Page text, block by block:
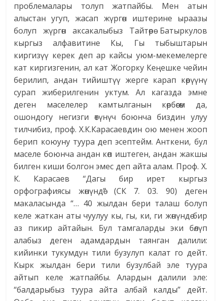
проблемалары толуп жатпайбы. Мен атын
алыстан угуп, жасап жүргөн иштерине ыраазы
болуп жүргөн аксакалыбыз Тайтөрө Батыркулов
кыргыз алфавитине Кы, Гы тыбыштарын
киргизүү керек деп ар кайсы уюм-мекемелерге
кат киргизгенин, ал кат Жогорку Кеңешке чейин
берилип, андан тийиштүү жерге карап көрүүнү
сурап жиберилгенин уктум. Ал кагазда эмне
деген маселелер камтылганын көрбөсөм да,
ошондогу негизги өтүнүч боюнча биздин улуу
тилчибиз, проф. Х.К.Карасаевдин ою менен жооп
берип коюуну туура деп эсептейм. Анткени, бул
маселе боюнча андан көп иштеген, андан жакшы
билген киши болгон эмес деп айта алам. Проф. Х.
К. Карасаев “Дагы бир ирет кыргыз
орфографиясы жөнүндө” (СК 7. 03. 90) деген
макаласында “… 40 жылдан бери талаш болуп
келе жаткан аты чуулуу кы, гы, ки, ги жөнүндө бир
аз пикир айтайын. Бул тамгаларды эки бөлүп
алабыз деген адамдардын таянган далили:
кийинки тукумдун тили бузулуп калат го дейт.
Кырк жылдан бери тили бузулбай эле туура
айтып келе жатпайбы. Алардын далили эле:
“балдарыбыз туура айта албай калды” дейт.